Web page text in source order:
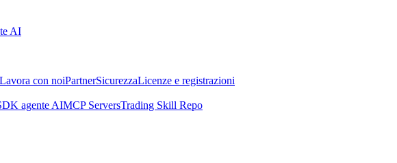
AI
Lavora con noiPartnerSicurezzaLicenze e registrazioni
agente AIMCP ServersTrading Skill Repo